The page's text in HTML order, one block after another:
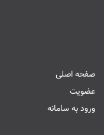
صفحه اصلی
عضویت
ورود به سامانه